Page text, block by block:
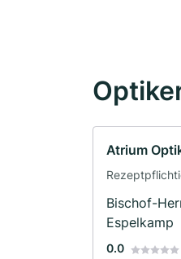
Atrium
Bischof-
Espelkamp
0.0